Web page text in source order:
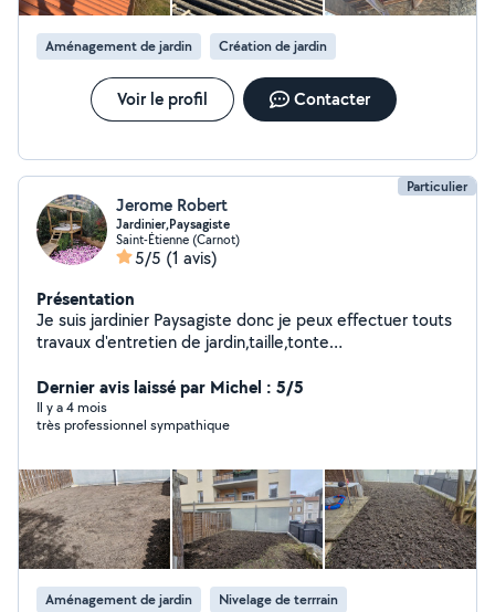
Aménagement de jardin Création de jardin
Voir le profil Contacter
Particulier
Jerome Robert
Jardinier,Paysagiste
Saint-Étienne (Carnot)
5/5 (1 avis)
Présentation
Je suis jardinier Paysagiste donc je peux effectuer touts
travaux d'entretien de jardin,taille,tonte
gazon,de massif.......
Dernier avis laissé par Michel : 5/5
Il y a 4 mois
très professionnel sympathique
Aménagement de jardin Nivelage de terrrain